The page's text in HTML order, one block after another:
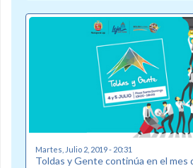
Martes, Julio 2, 2019 - 20:31
Toldas y Gente continúa en el mes